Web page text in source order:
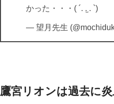
かった・・・( ´. .̫ . `)
— 望月先生
鷹宮リオンは過去に